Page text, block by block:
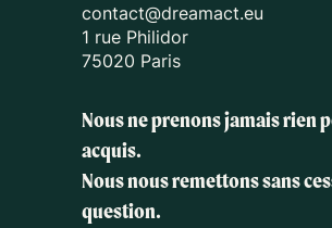
contact@dreamact.eu
1 rue Philidor
75020 Paris
Nous ne prenons jamais rien
acquis.
Nous nous remettons sans
question.